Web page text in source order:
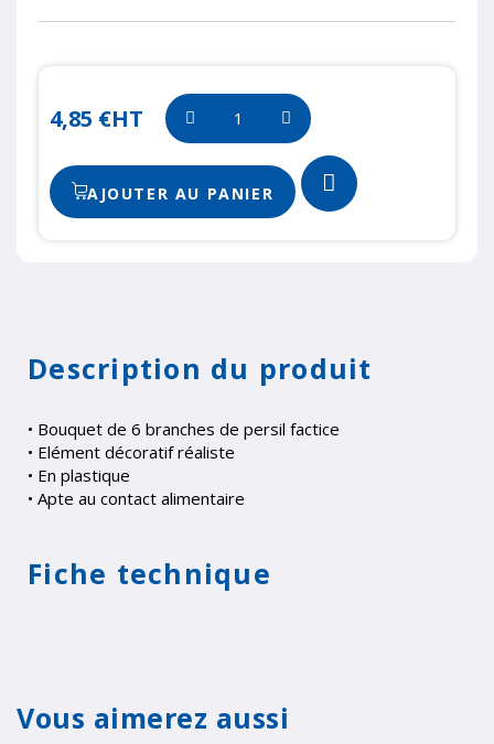
4,85 €HT
AJOUTER AU PANIER
Description du produit
• Bouquet de 6 branches de persil factice
• Elément décoratif réaliste
• En plastique
• Apte au contact alimentaire
Fiche technique
Vous aimerez aussi